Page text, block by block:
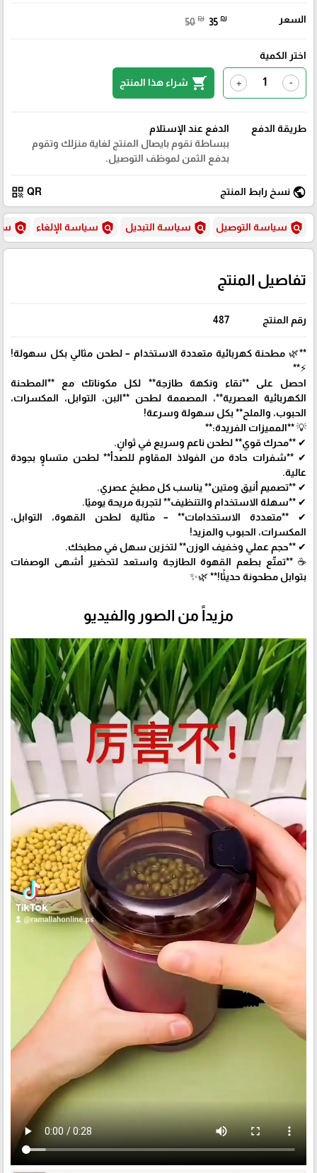
السعر 50 ₪ 35 ₪
اختر الكمية
-
+
shopping_cart شراء هذا المنتج
طريقة الدفع
الدفع عند الإستلام
ببساطة نقوم بايصال المنتج لغاية منزلك وتقوم
بدفع الثمن لموظف التوصيل.
public نسخ رابط المنتج QR
qr_code
policy سياسة التوصيل policy سياسة التبديل policy سياسة الإلغاء policy
تفاصيل المنتج
رقم المنتج 487
**🌿 مطحنة كهربائية متعددة الاستخدام – لطحن مثالي بكل سهولة!
⚡**
احصل على **نقاء ونكهة طازجة** لكل مكوناتك مع **المطحنة
الكهربائية العصرية**، المصممة لطحن **البن، التوابل، المكسرات،
الحبوب، والملح** بكل سهولة وسرعة!
💡 **المميزات الفريدة:**
✔ **محرك قوي** لطحن ناعم وسريع في ثوانٍ.
✔ **شفرات حادة من الفولاذ المقاوم للصدأ** لطحن متساوٍ بجودة
عالية.
✔ **تصميم أنيق ومتين** يناسب كل مطبخ عصري.
✔ **سهلة الاستخدام والتنظيف** لتجربة مريحة يوميًا.
✔ **متعددة الاستخدامات** – مثالية لطحن القهوة، التوابل،
المكسرات، الحبوب والمزيد!
✔ **حجم عملي وخفيف الوزن** لتخزين سهل في مطبخك.
☕ **تمتّع بطعم القهوة الطازجة واستعد لتحضير أشهى الوصفات
بتوابل مطحونة حديثًا!** 🌿✨
مزيداً من الصور والفيديو